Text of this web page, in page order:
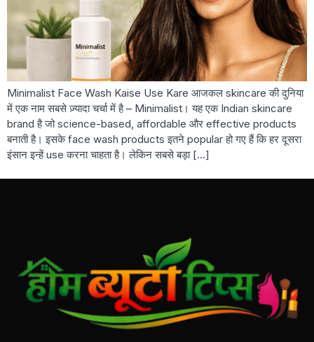
Minimalist Face Wash Kaise Use Kare आजकल skincare की दुनिया
में एक नाम सबसे ज़्यादा चर्चा में है – Minimalist। यह एक Indian skincare
brand है जो science-based, affordable और effective products
बनाती है। इसके face wash products इतने popular हो गए हैं कि हर दूसरा
इंसान इन्हें use करना चाहता है। लेकिन सबसे बड़ा […]